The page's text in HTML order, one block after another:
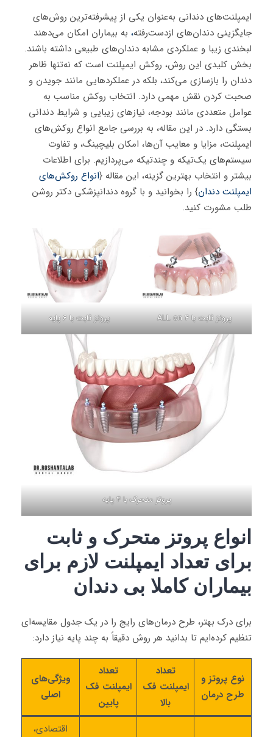
ایمپلنت‌های دندانی به‌عنوان یکی از پیشرفته‌ترین روش‌های
جایگزینی دندان‌های ازدست‌رفته، به بیماران امکان می‌دهند
لبخندی زیبا و عملکردی مشابه دندان‌های طبیعی داشته باشند.
بخش کلیدی این روش، روکش ایمپلنت است که نه‌تنها ظاهر
دندان را بازسازی می‌کند، بلکه در عملکردهایی مانند جویدن و
صحبت کردن نقش مهمی دارد. انتخاب روکش مناسب به
عوامل متعددی مانند بودجه، نیازهای زیبایی و شرایط دندانی
بستگی دارد. در این مقاله، به بررسی جامع انواع روکش‌های
ایمپلنت، مزایا و معایب آن‌ها، امکان بلیچینگ، و تفاوت
سیستم‌های یک‌تیکه و چندتیکه می‌پردازیم. برای اطلاعات
بیشتر و انتخاب بهترین گزینه، این مقاله {انواع روکش‌های
ایمپلنت دندان} را بخوانید و با گروه دندانپزشکی دکتر روشن
طلب مشورت کنید.
پروتز ثابت با ALL on 4 پروتز ثابت با 6 پایه
پروتز متحرک با 4 پایه
انواع پروتز متحرک و ثابت
برای تعداد ایمپلنت لازم برای
بیماران کاملا بی دندان
برای درک بهتر، طرح درمان‌های رایج را در یک جدول مقایسه‌ای
تنظیم کرده‌ایم تا بدانید هر روش دقیقاً به چند پایه نیاز دارد:
نوع پروتز و
طرح درمان
تعداد
ایمپلنت فک
بالا
تعداد
ایمپلنت فک
پایین
ویژگی‌های
اصلی
اقتصادی،